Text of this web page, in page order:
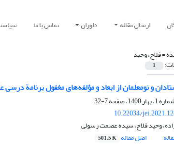
ارسال مقاله داوران تماس با ما
=فلاح، وحید
1
و نومعلمان از ابعاد و مؤلفه‌های مغفول برنامة
7-32
10.22034/
وحید فلاح، سیده عصمت رسولی
اصل مقاله 501.5 K